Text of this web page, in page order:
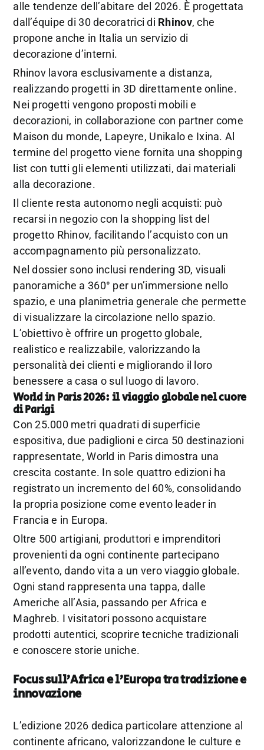
alle tendenze dell’abitare del 2026. È progettata
dall’équipe di 30 decoratrici di Rhinov, che
propone anche in Italia un servizio di
decorazione d’interni.
Rhinov lavora esclusivamente a distanza,
realizzando progetti in 3D direttamente online.
Nei progetti vengono proposti mobili e
decorazioni, in collaborazione con partner come
Maison du monde, Lapeyre, Unikalo e Ixina. Al
termine del progetto viene fornita una shopping
list con tutti gli elementi utilizzati, dai materiali
alla decorazione.
Il cliente resta autonomo negli acquisti: può
recarsi in negozio con la shopping list del
progetto Rhinov, facilitando l’acquisto con un
accompagnamento più personalizzato.
Nel dossier sono inclusi rendering 3D, visuali
panoramiche a 360° per un’immersione nello
spazio, e una planimetria generale che permette
di visualizzare la circolazione nello spazio.
L’obiettivo è offrire un progetto globale,
realistico e realizzabile, valorizzando la
personalità dei clienti e migliorando il loro
benessere a casa o sul luogo di lavoro.
World in Paris 2026: il viaggio globale nel cuore
di Parigi
Con 25.000 metri quadrati di superficie
espositiva, due padiglioni e circa 50 destinazioni
rappresentate, World in Paris dimostra una
crescita costante. In sole quattro edizioni ha
registrato un incremento del 60%, consolidando
la propria posizione come evento leader in
Francia e in Europa.
Oltre 500 artigiani, produttori e imprenditori
provenienti da ogni continente partecipano
all’evento, dando vita a un vero viaggio globale.
Ogni stand rappresenta una tappa, dalle
Americhe all’Asia, passando per Africa e
Maghreb. I visitatori possono acquistare
prodotti autentici, scoprire tecniche tradizionali
e conoscere storie uniche.
Focus sull’Africa e l’Europa tra tradizione e
innovazione
L’edizione 2026 dedica particolare attenzione al
continente africano, valorizzandone le culture e